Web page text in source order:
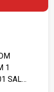
1
SALA,